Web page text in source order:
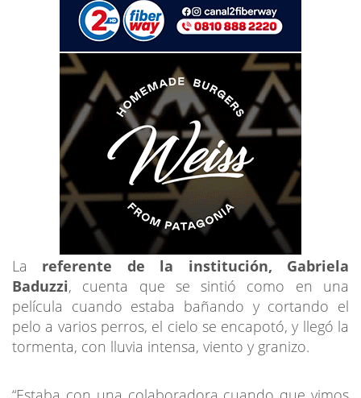
La referente de la institución, Gabriela
Baduzzi, cuenta que se sintió como en una
película cuando estaba bañando y cortando el
pelo a varios perros, el cielo se encapotó, y llegó la
tormenta, con lluvia intensa, viento y granizo.